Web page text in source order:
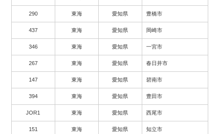
290 東海 愛知県 豊橋市
437 東海 愛知県 岡崎市
346 東海 愛知県 一宮市
267 東海 愛知県 春日井市
147 東海 愛知県 碧南市
394 東海 愛知県 豊田市
JOR1 東海 愛知県 西尾市
151 東海 愛知県 知立市